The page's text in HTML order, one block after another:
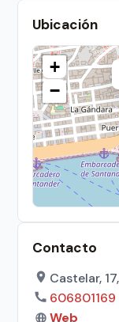
Ubicación
+
−
Contacto
Castelar,
606801169
Web